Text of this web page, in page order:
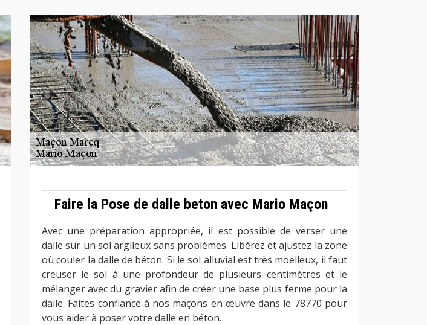
Faire la Pose de dalle beton avec Mario Maçon
Avec une préparation appropriée, il est possible de verser une
dalle sur un sol argileux sans problèmes. Libérez et ajustez la zone
où couler la dalle de béton. Si le sol alluvial est très moelleux, il faut
creuser le sol à une profondeur de plusieurs centimètres et le
mélanger avec du gravier afin de créer une base plus ferme pour la
dalle. Faites confiance à nos maçons en œuvre dans le 78770 pour
vous aider à poser votre dalle en béton.